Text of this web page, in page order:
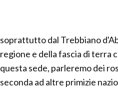
soprattutto dal Trebbiano
regione e della fascia di terra
questa sede, parleremo dei
seconda ad altre primizie